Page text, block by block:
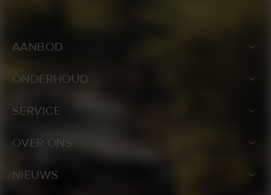
AANBOD
ONDERHOUD
SERVICE
OVER ONS
NIEUWS